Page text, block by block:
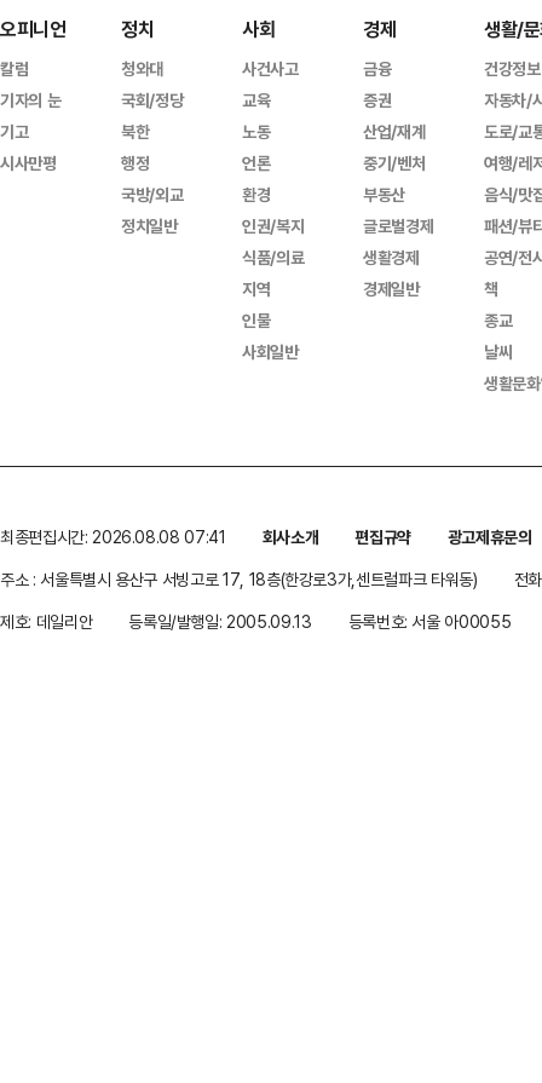
오피니언
칼럼
기자의 눈
기고
시사만평
정치
청와대
국회/정당
북한
행정
국방/외교
정치일반
사회
사건사고
교육
노동
언론
환경
인권/복지
식품/의료
지역
인물
사회일반
경제
금융
증권
산업/재계
중기/벤처
부동산
글로벌경제
생활경제
경제일반
생활/
건강정보
자동차/
도로/교
여행/레
음식/맛
패션/뷰
공연/전
책
종교
날씨
생활문
최종편집시간: 2026.08.08 07:41 회사소개 편집규약
광고제휴문의
주소 : 서울특별시 용산구 서빙고로 17, 18층(한강로3가,센트럴파크 타워동)
전
제호: 데일리안
등록일/발행일: 2005.09.13 등록번호: 서울 아00055